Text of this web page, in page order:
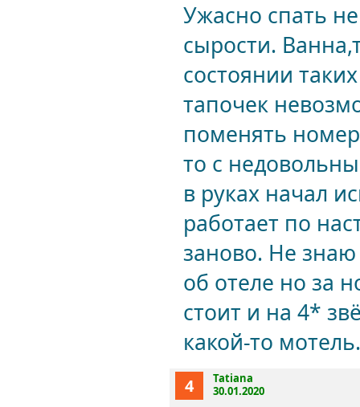
Ужасно спать
сырости.
состоянии
тапочек
поменять
то с
в руках начал
работает по
заново. Не
об отеле но за
стоит и на 4*
какой-то мотель.
4
Tatiana
30.01.2020